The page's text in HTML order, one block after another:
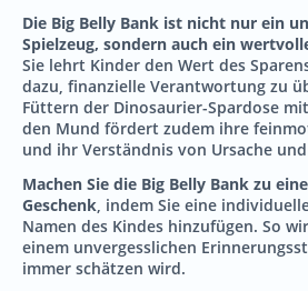
Die Big Belly Bank ist nicht nur ein
Spielzeug, sondern auch ein
Sie lehrt Kinder den Wert des
dazu, finanzielle Verantwortung zu
Füttern der Dinosaurier-Spardose
den Mund fördert zudem ihre
und ihr Verständnis von Ursache
Machen Sie die Big Belly Bank zu
Geschenk, indem Sie eine
Namen des Kindes hinzufügen. So
einem unvergesslichen
immer schätzen wird.